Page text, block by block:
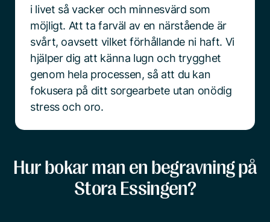
i livet så vacker och minnesvärd som
möjligt. Att ta farväl av en närstående är
svårt, oavsett vilket förhållande ni haft. Vi
hjälper dig att känna lugn och trygghet
genom hela processen, så att du kan
fokusera på ditt sorgearbete utan onödig
stress och oro.
Hur bokar man en begravning på
Stora Essingen?